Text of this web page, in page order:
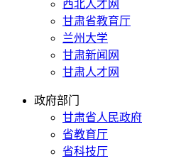
西北人才网
甘肃省教育厅
兰州大学
甘肃新闻网
甘肃人才网
政府部门
甘肃省人民政府
省教育厅
省科技厅